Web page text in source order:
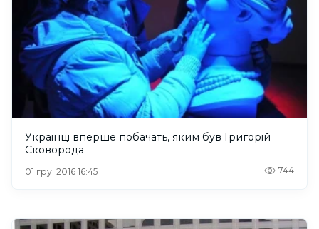
Українці вперше побачать, яким був Григорій
Сковорода
01 гру. 2016 16:45 744